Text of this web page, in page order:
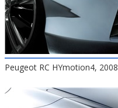
Peugeot RC HYmotion4, 2008